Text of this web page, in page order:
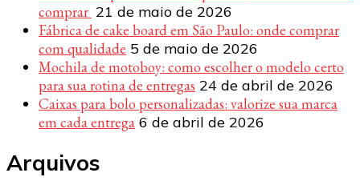
comprar 21 de maio de 2026
Fábrica de cake board em São Paulo: onde comprar
com qualidade 5 de maio de 2026
Mochila de motoboy: como escolher o modelo certo
para sua rotina de entregas 24 de abril de 2026
Caixas para bolo personalizadas: valorize sua marca
em cada entrega 6 de abril de 2026
Arquivos